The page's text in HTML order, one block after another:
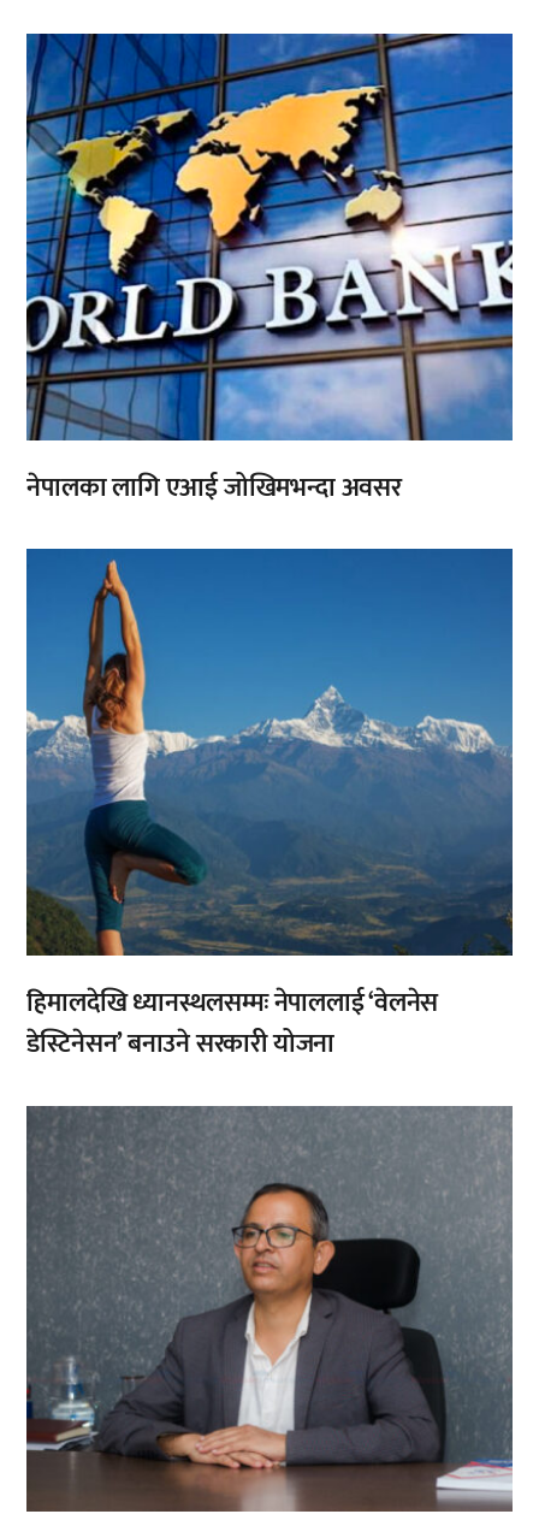
नेपालका लागि एआई जोखिमभन्दा अवसर
हिमालदेखि ध्यानस्थलसम्मः नेपाललाई ‘वेलनेस
डेस्टिनेसन’ बनाउने सरकारी योजना